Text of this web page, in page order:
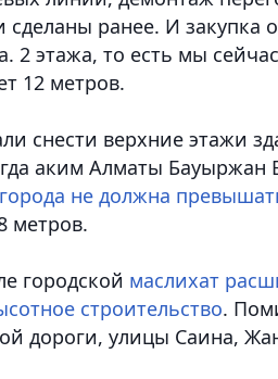
ранее. И закупка
2 этажа, то есть мы
12 метров.
снести верхние этажи
аким Алматы Бауыржан
не должна
метров.
городской маслихат
строительство.
дороги, улицы Саина,